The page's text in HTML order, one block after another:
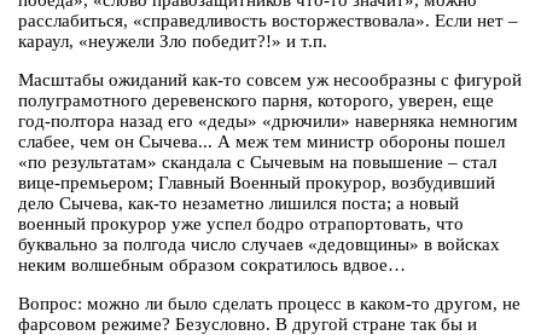
расслабиться, «справедливость восторжествовала». Если нет –
караул, «неужели Зло победит?!» и т.п.
Масштабы ожиданий как-то совсем уж несообразны с фигурой
полуграмотного деревенского парня, которого, уверен, еще
год-полтора назад его «деды» «дрючили» наверняка немногим
слабее, чем он Сычева... А меж тем министр обороны пошел
«по результатам» скандала с Сычевым на повышение – стал
вице-премьером; Главный Военный прокурор, возбудивший
дело Сычева, как-то незаметно лишился поста; а новый
военный прокурор уже успел бодро отрапортовать, что
буквально за полгода число случаев «дедовщины» в войсках
неким волшебным образом сократилось вдвое…
Вопрос: можно ли было сделать процесс в каком-то другом, не
фарсовом режиме? Безусловно. В другой стране так бы и